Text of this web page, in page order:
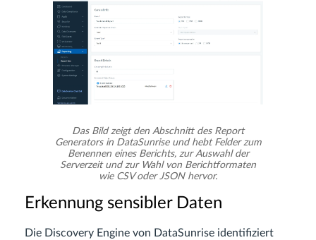
Das Bild zeigt den Abschnitt des Report
Generators in DataSunrise und hebt Felder zum
Benennen eines Berichts, zur Auswahl der
Serverzeit und zur Wahl von Berichtformaten
wie CSV oder JSON hervor.
Erkennung sensibler Daten
Die Discovery Engine von DataSunrise identifiziert